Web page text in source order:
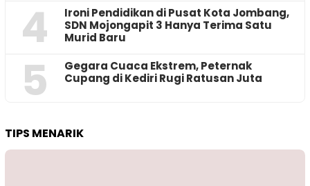
4
Ironi Pendidikan di Pusat Kota Jombang,
SDN Mojongapit 3 Hanya Terima Satu
Murid Baru
5
‎Gegara Cuaca Ekstrem, Peternak
Cupang di Kediri Rugi Ratusan Juta
TIPS MENARIK